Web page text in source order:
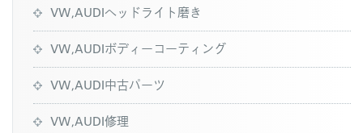
VW,AUDIヘッドライト磨き
VW,AUDIボディーコーティング
VW,AUDI中古パーツ
VW,AUDI修理